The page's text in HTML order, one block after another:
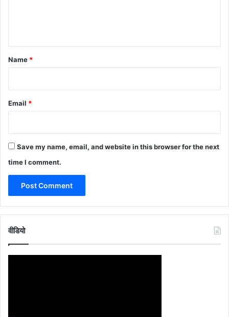
*
Name *
Email *
Save my name, email, and website in this browser for the next
time I comment.
वीडियो